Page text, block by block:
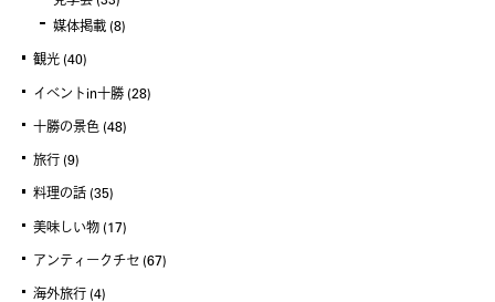
媒体掲載 (8)
観光 (40)
イベントin十勝 (28)
十勝の景色 (48)
旅行 (9)
料理の話 (35)
美味しい物 (17)
アンティークチセ (67)
海外旅行 (4)